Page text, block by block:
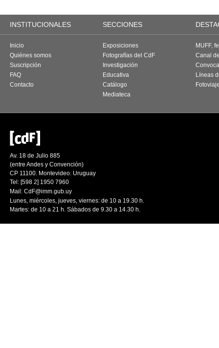
INSTITUCIONALES SECCIONES
Inicio
Quiénes somos
Suscripción
FAQ
Contacto
Exposiciones
Fotografías del CdF
Investigación
Educativa
Catálogo
Mediateca
MUFF,
Canal
Líneas
Av. 18 de Julio 885
(entre Andes y Convención)
CP 11100. Montevideo. Uruguay
Tel: [598 2] 1950 7960
Mail: CdF@imm.gub.uy
Lunes, miércoles, jueves, viernes: de 10 a 19.30 h.
Martes: de 10 a 21 h. Sábados de 9.30 a 14.30 h.